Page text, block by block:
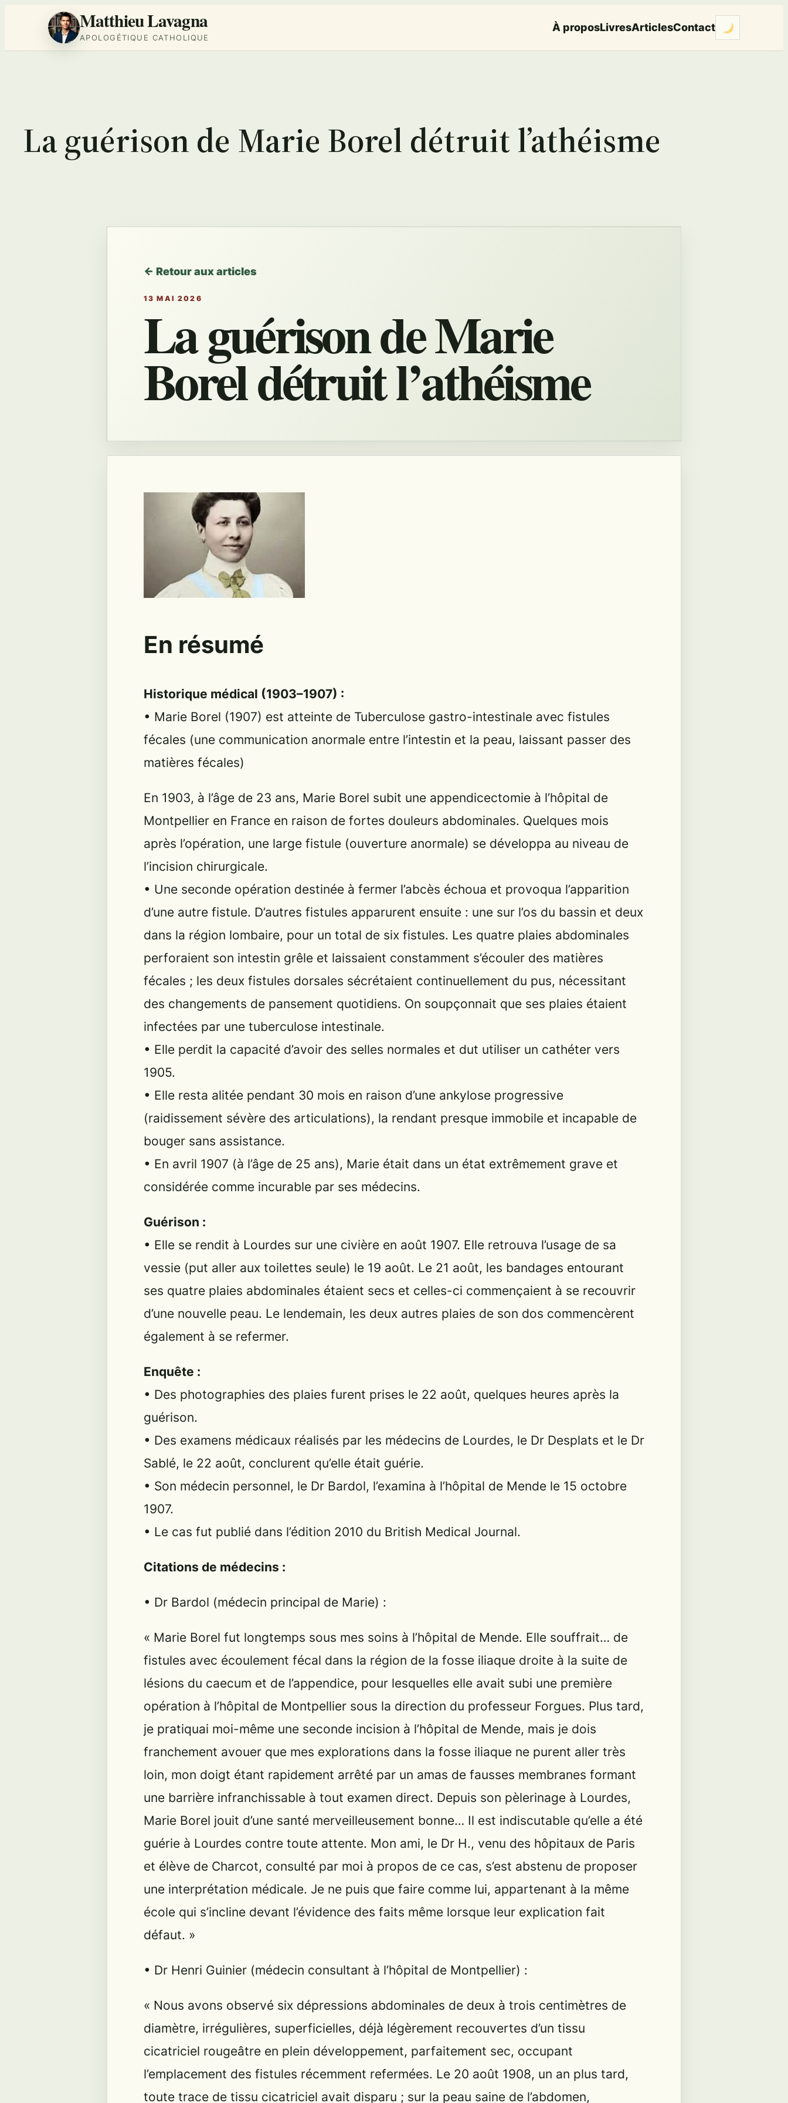
Matthieu Lavagna
APOLOGÉTIQUE CATHOLIQUE
À proposLivresArticlesContact
La guérison de Marie Borel détruit l’athéisme
← Retour aux articles
13 MAI 2026
La guérison de Marie
Borel détruit l’athéisme
En résumé
Historique médical (1903–1907) :
• Marie Borel (1907) est atteinte de Tuberculose gastro-intestinale avec fistules
fécales (une communication anormale entre l’intestin et la peau, laissant passer des
matières fécales)
En 1903, à l’âge de 23 ans, Marie Borel subit une appendicectomie à l’hôpital de
Montpellier en France en raison de fortes douleurs abdominales. Quelques mois
après l’opération, une large fistule (ouverture anormale) se développa au niveau de
l’incision chirurgicale.
• Une seconde opération destinée à fermer l’abcès échoua et provoqua l’apparition
d’une autre fistule. D’autres fistules apparurent ensuite : une sur l’os du bassin et deux
dans la région lombaire, pour un total de six fistules. Les quatre plaies abdominales
perforaient son intestin grêle et laissaient constamment s’écouler des matières
fécales ; les deux fistules dorsales sécrétaient continuellement du pus, nécessitant
des changements de pansement quotidiens. On soupçonnait que ses plaies étaient
infectées par une tuberculose intestinale.
• Elle perdit la capacité d’avoir des selles normales et dut utiliser un cathéter vers
1905.
• Elle resta alitée pendant 30 mois en raison d’une ankylose progressive
(raidissement sévère des articulations), la rendant presque immobile et incapable de
bouger sans assistance.
• En avril 1907 (à l’âge de 25 ans), Marie était dans un état extrêmement grave et
considérée comme incurable par ses médecins.
Guérison :
• Elle se rendit à Lourdes sur une civière en août 1907. Elle retrouva l’usage de sa
vessie (put aller aux toilettes seule) le 19 août. Le 21 août, les bandages entourant
ses quatre plaies abdominales étaient secs et celles-ci commençaient à se recouvrir
d’une nouvelle peau. Le lendemain, les deux autres plaies de son dos commencèrent
également à se refermer.
Enquête :
• Des photographies des plaies furent prises le 22 août, quelques heures après la
guérison.
• Des examens médicaux réalisés par les médecins de Lourdes, le Dr Desplats et le Dr
Sablé, le 22 août, conclurent qu’elle était guérie.
• Son médecin personnel, le Dr Bardol, l’examina à l’hôpital de Mende le 15 octobre
1907.
• Le cas fut publié dans l’édition 2010 du British Medical Journal.
Citations de médecins :
• Dr Bardol (médecin principal de Marie) :
« Marie Borel fut longtemps sous mes soins à l’hôpital de Mende. Elle souffrait… de
fistules avec écoulement fécal dans la région de la fosse iliaque droite à la suite de
lésions du caecum et de l’appendice, pour lesquelles elle avait subi une première
opération à l’hôpital de Montpellier sous la direction du professeur Forgues. Plus tard,
je pratiquai moi-même une seconde incision à l’hôpital de Mende, mais je dois
franchement avouer que mes explorations dans la fosse iliaque ne purent aller très
loin, mon doigt étant rapidement arrêté par un amas de fausses membranes formant
une barrière infranchissable à tout examen direct. Depuis son pèlerinage à Lourdes,
Marie Borel jouit d’une santé merveilleusement bonne… Il est indiscutable qu’elle a été
guérie à Lourdes contre toute attente. Mon ami, le Dr H., venu des hôpitaux de Paris
et élève de Charcot, consulté par moi à propos de ce cas, s’est abstenu de proposer
une interprétation médicale. Je ne puis que faire comme lui, appartenant à la même
école qui s’incline devant l’évidence des faits même lorsque leur explication fait
défaut. »
• Dr Henri Guinier (médecin consultant à l’hôpital de Montpellier) :
« Nous avons observé six dépressions abdominales de deux à trois centimètres de
diamètre, irrégulières, superficielles, déjà légèrement recouvertes d’un tissu
cicatriciel rougeâtre en plein développement, parfaitement sec, occupant
l’emplacement des fistules récemment refermées. Le 20 août 1908, un an plus tard,
toute trace de tissu cicatriciel avait disparu ; sur la peau saine de l’abdomen,